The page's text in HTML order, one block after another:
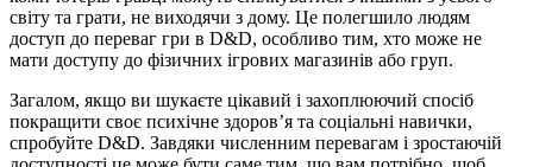
світу та грати, не виходячи з дому. Це полегшило людям
доступ до переваг гри в D&D, особливо тим, хто може не
мати доступу до фізичних ігрових магазинів або груп.
Загалом, якщо ви шукаєте цікавий і захоплюючий спосіб
покращити своє психічне здоров’я та соціальні навички,
спробуйте D&D. Завдяки численним перевагам і зростаючій